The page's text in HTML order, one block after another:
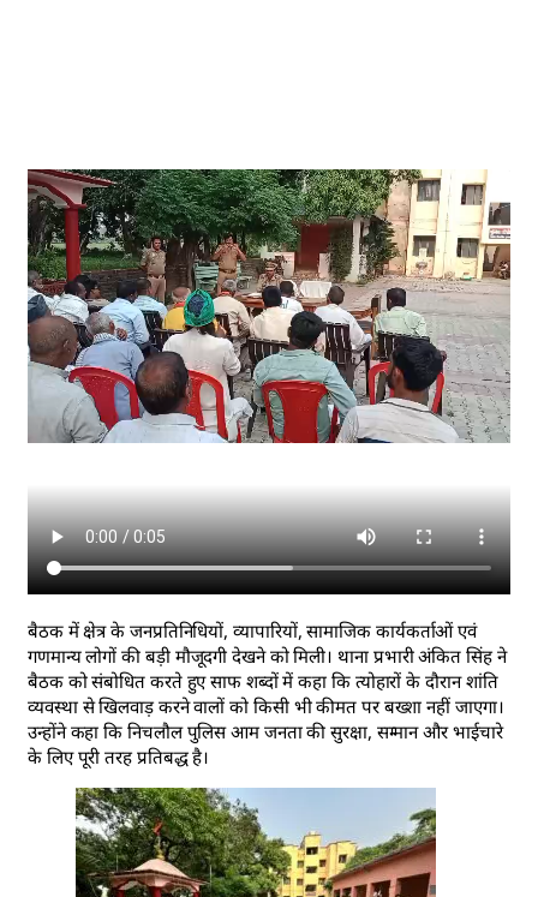
बैठक में क्षेत्र के जनप्रतिनिधियों, व्यापारियों, सामाजिक कार्यकर्ताओं एवं
गणमान्य लोगों की बड़ी मौजूदगी देखने को मिली। थाना प्रभारी अंकित सिंह ने
बैठक को संबोधित करते हुए साफ शब्दों में कहा कि त्योहारों के दौरान शांति
व्यवस्था से खिलवाड़ करने वालों को किसी भी कीमत पर बख्शा नहीं जाएगा।
उन्होंने कहा कि निचलौल पुलिस आम जनता की सुरक्षा, सम्मान और भाईचारे
के लिए पूरी तरह प्रतिबद्ध है।